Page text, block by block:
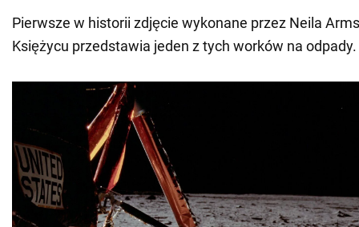
Pierwsze w historii zdjęcie wykonane przez Neila
Księżycu przedstawia jeden z tych worków na odpady.